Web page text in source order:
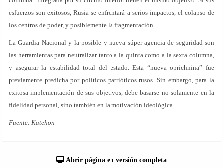
esfuerzos son exitosos, Rusia se enfrentará a serios impactos, el colapso de
los centros de poder, y posiblemente la fragmentación.
La Guardia Nacional y la posible y nueva súper-agencia de seguridad son
las herramientas para neutralizar tanto a la quinta como a la sexta columna,
y asegurar la estabilidad total del estado. Esta “nueva oprichnina” fue
previamente predicha por políticos patrióticos rusos. Sin embargo, para la
exitosa implementación de sus objetivos, debe basarse no solamente en la
fidelidad personal, sino también en la motivación ideológica.
Fuente: Katehon
Abrir página en versión completa